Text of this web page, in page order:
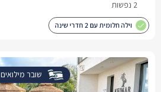
2 נפשות
וילה חלומית עם 2 חדרי שינה
שובר מילואים